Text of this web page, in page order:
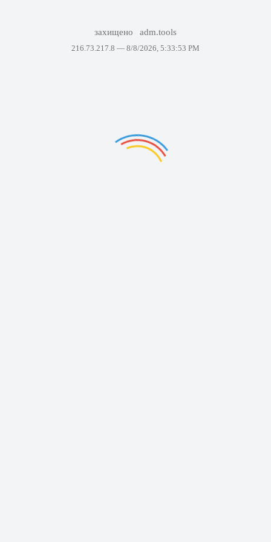
захищено adm.tools
216.73.217.8 — 8/8/2026, 5:33:53 PM